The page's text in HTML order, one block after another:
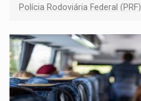
Polícia Rodoviária Federal (PRF)